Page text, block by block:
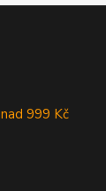
nad 999 Kč